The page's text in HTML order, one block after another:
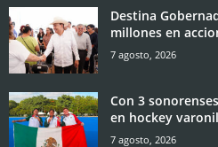
Destina
millones en
7 agosto, 2026
Con 3
en hockey
7 agosto, 2026